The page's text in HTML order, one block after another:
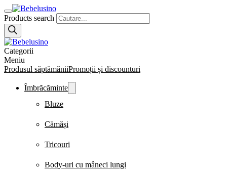
Products search
Categorii
Meniu
Produsul săptămăniiPromoții și discounturi
Îmbrăcăminte
Bluze
Cămăși
Tricouri
Body-uri cu mâneci lungi